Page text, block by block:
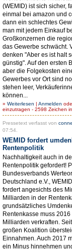
(WEMID) ist sich sicher,
einmal bei amazon und
dann ein schlechtes
man mit jedem Einkauf
Großkonzernen die
das Gewerbe schwächt.
denken "Aber es ist halt
günstig". Auf den ersten
aber die Folgekosten
Gewerbes vor Ort sind
stehen leer,
können...
» Weiterlesen | Anmelden
einzutragen - 2598 Zeichen
Pressetext verfasst von
07:54.
WEMID fordert
Rentenpolitik
Nachhaltigkeit auch in
Rentenpolitik gefordert!
Bundesverbands
Deutschland e.V.,
fordert angesichts des
Milliarden in der
grundsätzliches
Rentenkasse muss
Milliarden verkraften.
großen Koalition
Einnahmen. Auch 2017
ein Minus hinnehmen